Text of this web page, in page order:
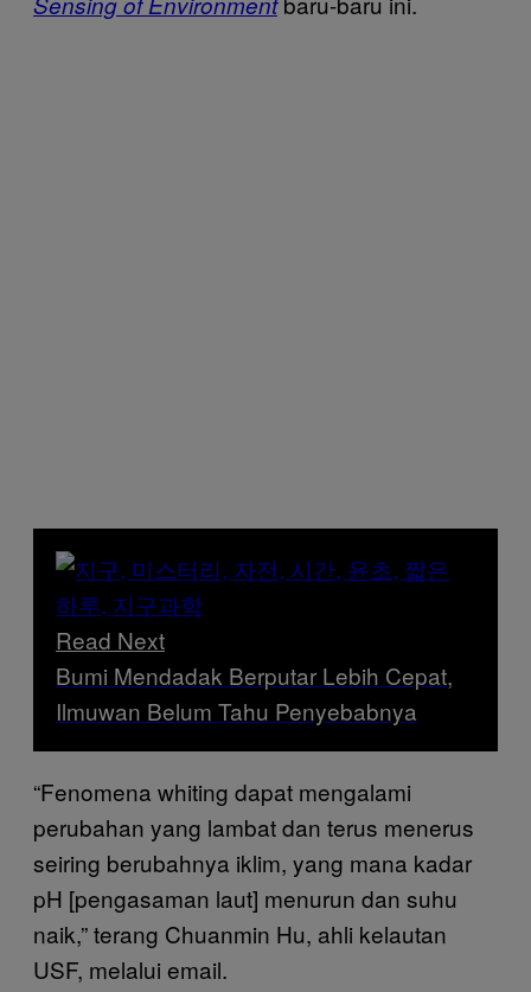
Read Next
Bumi Mendadak Berputar Lebih Cepat,
Ilmuwan Belum Tahu Penyebabnya
“Fenomena whiting dapat mengalami
perubahan yang lambat dan terus menerus
seiring berubahnya iklim, yang mana kadar
pH [pengasaman laut] menurun dan suhu
naik,” terang Chuanmin Hu, ahli kelautan
USF, melalui email.